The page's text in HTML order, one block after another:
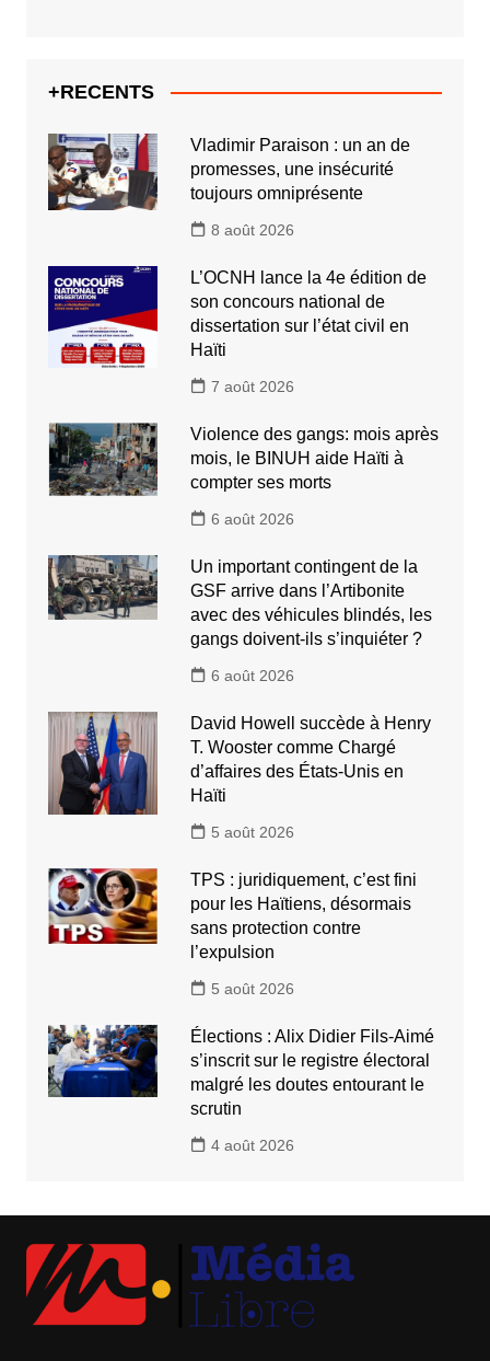
+RECENTS
Vladimir Paraison : un an de
promesses, une insécurité
toujours omniprésente
8 août 2026
L’OCNH lance la 4e édition de
son concours national de
dissertation sur l’état civil en
Haïti
7 août 2026
Violence des gangs: mois après
mois, le BINUH aide Haïti à
compter ses morts
6 août 2026
Un important contingent de la
GSF arrive dans l’Artibonite
avec des véhicules blindés, les
gangs doivent-ils s’inquiéter ?
6 août 2026
David Howell succède à Henry
T. Wooster comme Chargé
d’affaires des États-Unis en
Haïti
5 août 2026
TPS : juridiquement, c’est fini
pour les Haïtiens, désormais
sans protection contre
l’expulsion
5 août 2026
Élections : Alix Didier Fils-Aimé
s’inscrit sur le registre électoral
malgré les doutes entourant le
scrutin
4 août 2026